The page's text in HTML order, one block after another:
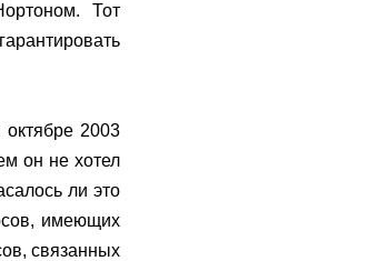
Тот
октябре 2003
он не хотел
ли это
имеющих
связанных